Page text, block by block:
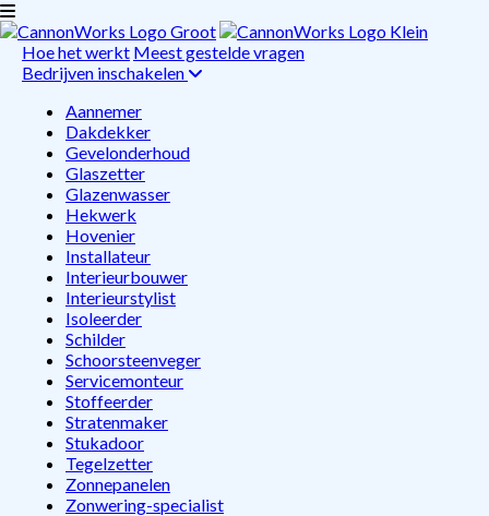
Hoe het werkt Meest gestelde vragen
Bedrijven inschakelen
Aannemer
Dakdekker
Gevelonderhoud
Glaszetter
Glazenwasser
Hekwerk
Hovenier
Installateur
Interieurbouwer
Interieurstylist
Isoleerder
Schilder
Schoorsteenveger
Servicemonteur
Stoffeerder
Stratenmaker
Stukadoor
Tegelzetter
Zonnepanelen
Zonwering-specialist